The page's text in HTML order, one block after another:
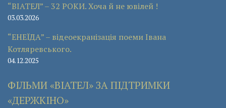
“ВІАТЕЛ” – 32 РОКИ. Хоча й не ювілей !
03.03.2026
“ЕНЕЇДА” – відеоекранізація поеми Івана
Котляревського.
04.12.2025
ФІЛЬМИ «ВІАТЕЛ» ЗА ПІДТРИМКИ
«ДЕРЖКІНО»